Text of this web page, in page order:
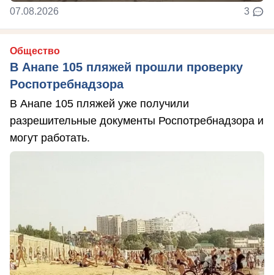
07.08.2026 3
Общество
В Анапе 105 пляжей прошли проверку
Роспотребнадзора
В Анапе 105 пляжей уже получили
разрешительные документы Роспотребнадзора и
могут работать.